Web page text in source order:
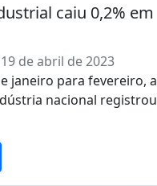
caiu 0,2% em
de abril de 2023
janeiro para fevereiro, a
nacional registrou